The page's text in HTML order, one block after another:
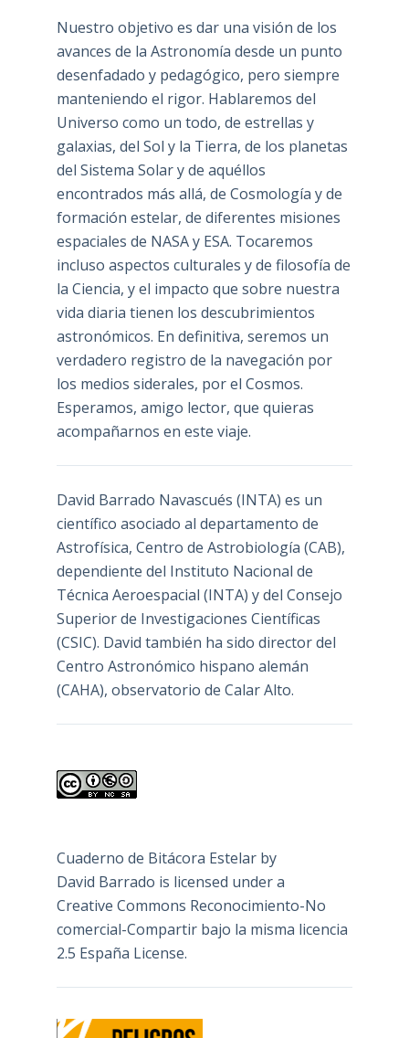
Nuestro objetivo es dar una visión de los
avances de la Astronomía desde un punto
desenfadado y pedagógico, pero siempre
manteniendo el rigor. Hablaremos del
Universo como un todo, de estrellas y
galaxias, del Sol y la Tierra, de los planetas
del Sistema Solar y de aquéllos
encontrados más allá, de Cosmología y de
formación estelar, de diferentes misiones
espaciales de NASA y ESA. Tocaremos
incluso aspectos culturales y de filosofía de
la Ciencia, y el impacto que sobre nuestra
vida diaria tienen los descubrimientos
astronómicos. En definitiva, seremos un
verdadero registro de la navegación por
los medios siderales, por el Cosmos.
Esperamos, amigo lector, que quieras
acompañarnos en este viaje.
David Barrado Navascués (INTA) es un
científico asociado al departamento de
Astrofísica, Centro de Astrobiología (CAB),
dependiente del Instituto Nacional de
Técnica Aeroespacial (INTA) y del Consejo
Superior de Investigaciones Científicas
(CSIC). David también ha sido director del
Centro Astronómico hispano alemán
(CAHA), observatorio de Calar Alto.
Cuaderno de Bitácora Estelarby
David Barrado is licensed under a
Creative Commons Reconocimiento-No
comercial-Compartir bajo la misma licencia
2.5 España License.